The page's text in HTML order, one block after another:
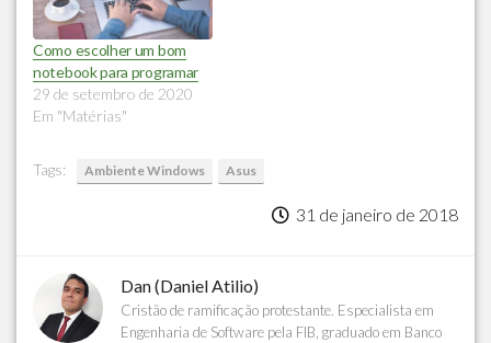
Como escolher um bom
notebook para programar
29 de setembro de 2020
Em "Matérias"
Tags: Ambiente Windows Asus
31 de janeiro de 2018
Dan (Daniel Atilio)
Cristão de ramificação protestante. Especialista em
Engenharia de Software pela FIB, graduado em Banco